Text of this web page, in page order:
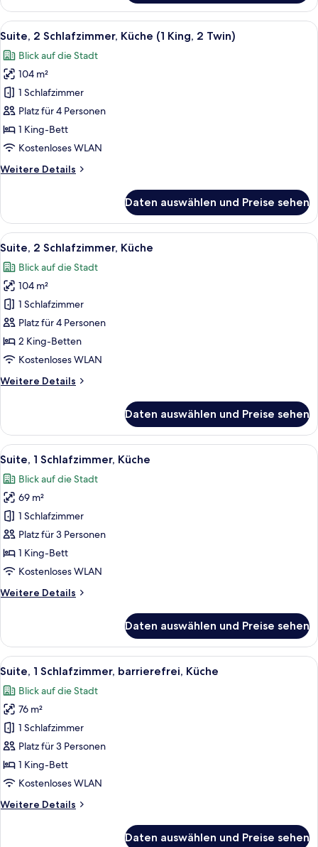
1 King-
Bett,
Balkon
Alle
Fotos
für
Suite,
2 Schlafzimmer,
Küche
(1
King,
Twin)
Eine moderne Küche mit
18
Suite, 2 Schlafzimmer, Küche (1 King, 2 Twin)
Blick auf die Stadt
104 m²
1 Schlafzimmer
Platz für 4 Personen
1 King-Bett
Kostenloses WLAN
Weitere Details
Weitere
2 Schlafzimmer,
Küche
(1
2
Twin)
Daten auswählen und Preise sehen
Alle
Fotos
für
Suite,
2 Schlafzimmer,
Küche
anzeigen
Eine moderne Küche mit
16
Suite, 2 Schlafzimmer, Küche
Blick auf die Stadt
104 m²
1 Schlafzimmer
Platz für 4 Personen
2 King-Betten
Kostenloses WLAN
Weitere Details
Weitere
2 Schlafzimmer,
Küche
Daten auswählen und Preise sehen
Alle
Fotos
für
Suite,
Schlafzimmer,
Küche
anzeigen
Ein modernes Hotelzimmer mit
7
Suite, 1 Schlafzimmer, Küche
Blick auf die Stadt
69 m²
1 Schlafzimmer
Platz für 3 Personen
1 King-Bett
Kostenloses WLAN
Weitere Details
Weitere
1
Schlafzimmer,
Küche
Daten auswählen und Preise sehen
Alle
Fotos
für
Suite,
Schlafzimmer,
barrierefrei,
Küche
Ein modernes Hotelzimmer mit
9
Suite, 1 Schlafzimmer, barrierefrei, Küche
Blick auf die Stadt
76 m²
1 Schlafzimmer
Platz für 3 Personen
1 King-Bett
Kostenloses WLAN
Weitere Details
Weitere
Daten auswählen und Preise sehen